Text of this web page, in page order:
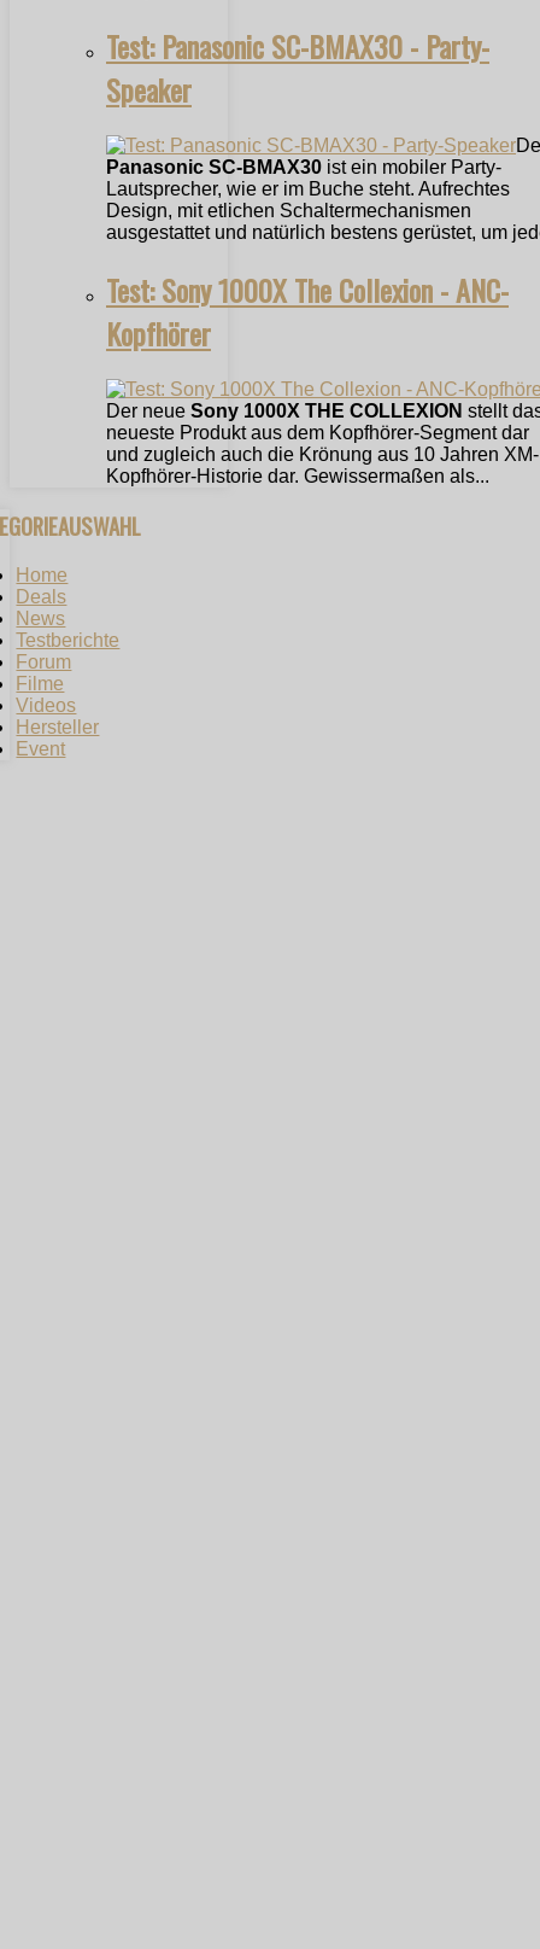
Test: Panasonic SC-BMAX30 - Party-
Speaker
Panasonic SC-BMAX30 ist ein mobiler Party-
Lautsprecher, wie er im Buche steht. Aufrechtes
Design, mit etlichen Schaltermechanismen
ausgestattet und natürlich bestens gerüstet, um
Test: Sony 1000X The Collexion - ANC-
Kopfhörer
Der neue Sony 1000X THE COLLEXION stellt
neueste Produkt aus dem Kopfhörer-Segment dar
und zugleich auch die Krönung aus 10 Jahren XM-
Kopfhörer-Historie dar. Gewissermaßen als...
Home
Deals
News
Testberichte
Forum
Filme
Videos
Hersteller
Event